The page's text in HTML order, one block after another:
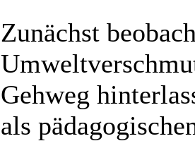
Zunächst
Gehweg
als